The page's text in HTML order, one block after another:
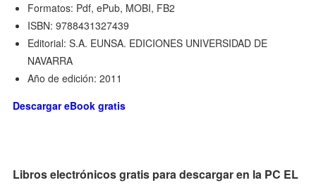
Formatos: Pdf, ePub, MOBI, FB2
ISBN: 9788431327439
Editorial: S.A. EUNSA. EDICIONES UNIVERSIDAD DE
NAVARRA
Año de edición: 2011
Descargar eBook gratis
Libros electrónicos gratis para descargar en la PC EL